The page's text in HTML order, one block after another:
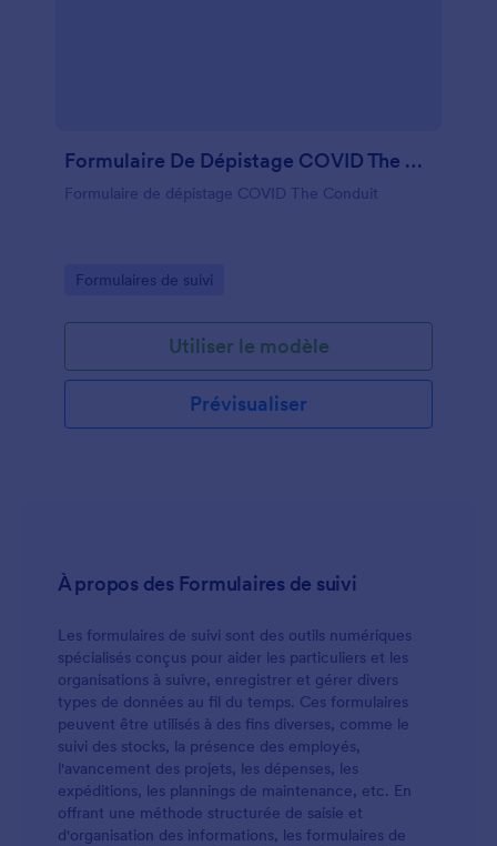
Formulaire De Dépistage COVID The Conduit
Formulaire de dépistage COVID The Conduit
Go to Category:
Formulaires de suivi
Utiliser le modèle
Prévisualiser
À propos des Formulaires de suivi
Les formulaires de suivi sont des outils numériques
spécialisés conçus pour aider les particuliers et les
organisations à suivre, enregistrer et gérer divers
types de données au fil du temps. Ces formulaires
peuvent être utilisés à des fins diverses, comme le
suivi des stocks, la présence des employés,
l'avancement des projets, les dépenses, les
expéditions, les plannings de maintenance, etc. En
offrant une méthode structurée de saisie et
d'organisation des informations, les formulaires de